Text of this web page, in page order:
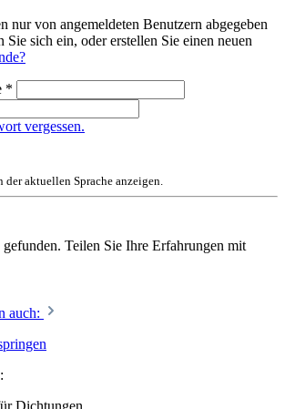
nur von angemeldeten Benutzern abgegeben
sich ein, oder erstellen Sie einen neuen
*
vergessen.
der aktuellen Sprache anzeigen.
Teilen Sie Ihre Erfahrungen mit
auch: